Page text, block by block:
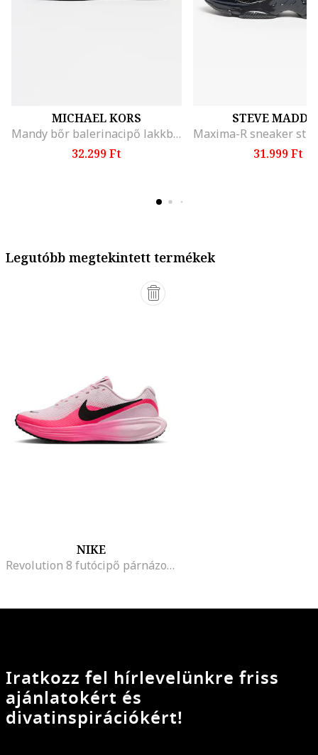
MICHAEL KORS
Mandy bőr balerinacipő lakkbőr részletekkel, Fekete
32.299 Ft
STEVE
31.999 Ft
Legutóbb megtekintett termékek
NIKE
Revolution 8 futócipő párnázott belső talppal, Fekete/Fukszia/Halvány rózsaszín
Iratkozz fel hírlevelünkre friss
ajánlatokért és
divatinspirációkért!